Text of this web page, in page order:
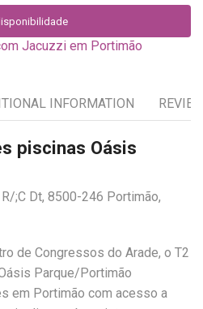
Jacuzzi em Portimão
INFORMATION
piscinas Oásis
;C Dt, 8500-246 Portimão,
de Congressos do Arade, o T2
Parque/Portimão
em Portimão com acesso a